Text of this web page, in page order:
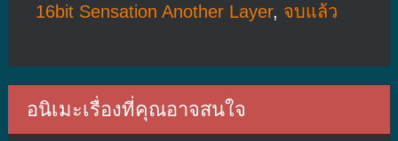
16bit Sensation Another Layer, จบแล้ว
อนิเมะเรื่องที่คุณอาจสนใจ